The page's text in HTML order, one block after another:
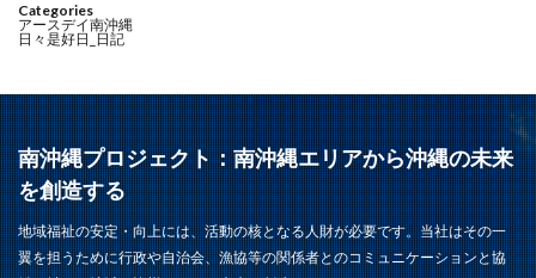
Categories
アースデイ南沖縄
日々是好日_日記
南沖縄プロジェクト：南沖縄エリアから沖縄の未来
を創造する
地域福祉の安定・向上には、活動の核となる人財が必要です。当社はその一
翼を担うために行政や自治会、漁協等の関係者とのコミュニケーションと協